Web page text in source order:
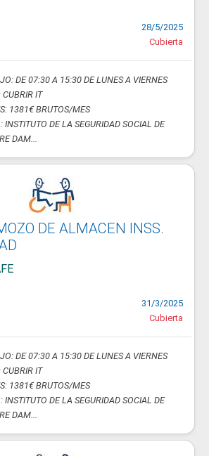
28/5/2025
Cubierta
DE 07:30 A 15:30 DE LUNES A VIERNES
CUBRIR IT
1381€ BRUTOS/MES
INSTITUTO DE LA SEGURIDAD SOCIAL DE
DAM...
DE ALMACEN INSS.
31/3/2025
Cubierta
DE 07:30 A 15:30 DE LUNES A VIERNES
CUBRIR IT
1381€ BRUTOS/MES
INSTITUTO DE LA SEGURIDAD SOCIAL DE
DAM...